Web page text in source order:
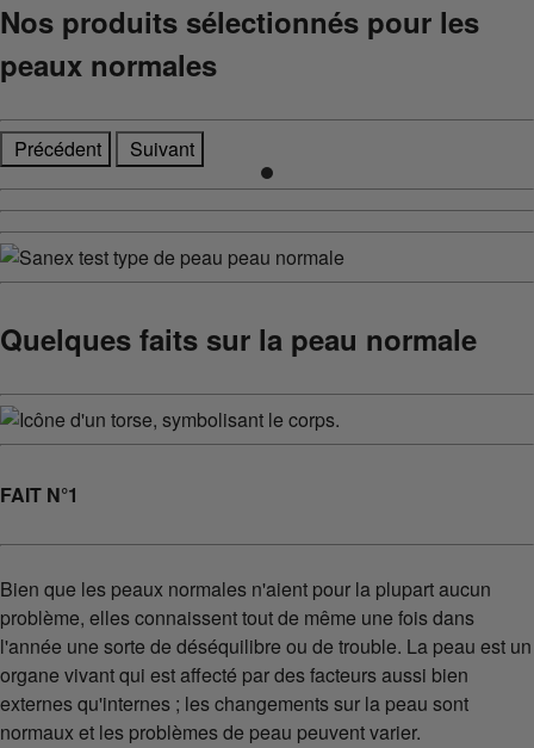
Nos produits sélectionnés pour les
peaux normales
Précédent Suivant
Quelques faits sur la peau normale
FAIT N°1
Bien que les peaux normales n'aient pour la plupart aucun
problème, elles connaissent tout de même une fois dans
l'année une sorte de déséquilibre ou de trouble. La peau est un
organe vivant qui est affecté par des facteurs aussi bien
externes qu'internes ; les changements sur la peau sont
normaux et les problèmes de peau peuvent varier.